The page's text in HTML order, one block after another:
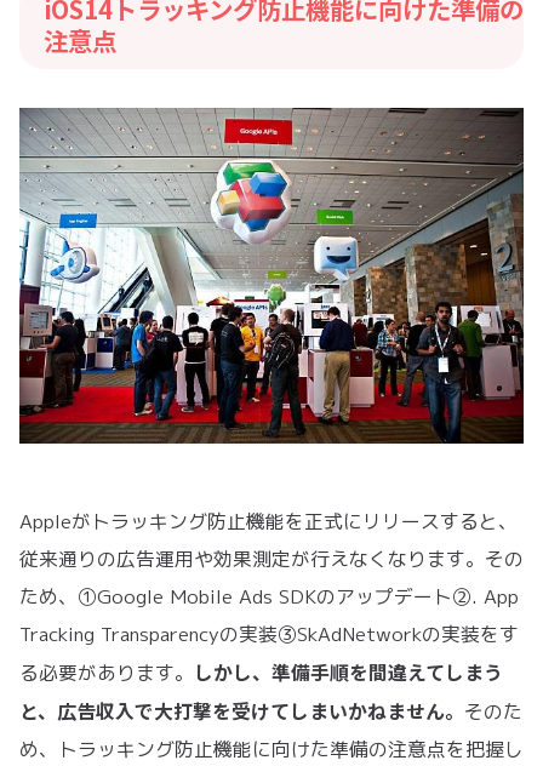
iOS14トラッキング防止機能に向けた準備の
注意点
Appleがトラッキング防止機能を正式にリリースすると、
従来通りの広告運用や効果測定が行えなくなります。その
ため、①Google Mobile Ads SDKのアップデート②. App
Tracking Transparencyの実装③SkAdNetworkの実装をす
る必要があります。 しかし、準備手順を間違えてしまう
と、広告収入で大打撃を受けてしまいかねません。 そのた
め、トラッキング防止機能に向けた準備の注意点を把握し